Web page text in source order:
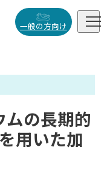

一般の方向け 
の長期的
用いた加